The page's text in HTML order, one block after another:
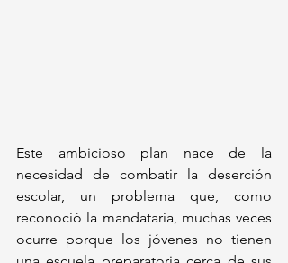
Este ambicioso plan nace de la
necesidad de combatir la deserción
escolar, un problema que, como
reconoció la mandataria, muchas veces
ocurre porque los jóvenes no tienen